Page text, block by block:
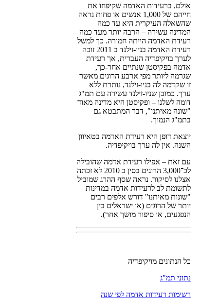
אולם, ברעידות האדמה שקיפחו את
חייהם של 1,000 אנשים או פחות נראה
שהשאלה העיקרית היא עד כמה
המדינה עשירה – הרבה יותר מעד כמה
רעידת האדמה הייתה חמורה. כך למשל
רעידת האדמה בניו-זילנד ב 2011 זוכה
לערך בויקיפדיה העברית, אך רעידת
אדמה בפקיסטן שנתיים אחר-כך,
שגרמה ליותר מפי ארבע הרוגים מאשר
זו שקדמה לה בניו-זילנד, נותרת ללא
ערך. כמובן שניו-זילנד עשירה עם תמ"ג
דומה לשלנו – ופקיסטן היא מדינה מאוד
"שונה מאיתנו", דבר המתבטא גם
בתמ"ג הנמוך.
יוצאת דופן היא רעידת האדמה בטאיוון
השנה. אין לה ערך בויקיפדיה.
עם זאת – אפילו רעידת אדמה שהובילה
לכ־3,000 הרוגים בסין ב 2010 לא זכתה
אצלנו לסיקור. נראה שסף ההרג שמוביל
לתשומת לב לרעידות אדמה במדינות
"שונות מאיתנו" דורש אלפים רבים
יותר של הרוגים (או ישראלים בין
הנפגעים, או סיפור מושך אחר).
כל הנתונים מויקיפדיה
נתוני תמ"ג
רשימות רעידות אדמה לפי שנה